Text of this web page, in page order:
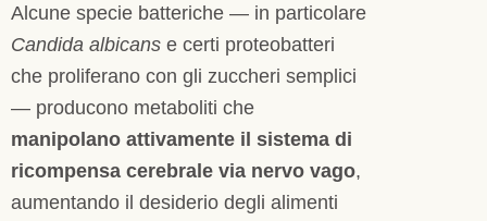
Alcune specie batteriche — in particolare
Candida albicans e certi proteobatteri
che proliferano con gli zuccheri semplici
— producono metaboliti che
manipolano attivamente il sistema di
ricompensa cerebrale via nervo vago,
aumentando il desiderio degli alimenti